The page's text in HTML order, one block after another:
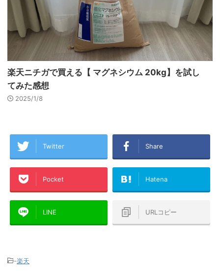
楽天ニチガで買える【 マグネシウム 20kg】を試し
てみた感想
2025/1/8
Twitter Share
Pocket Hatena
LINE URLコピー
-楽天